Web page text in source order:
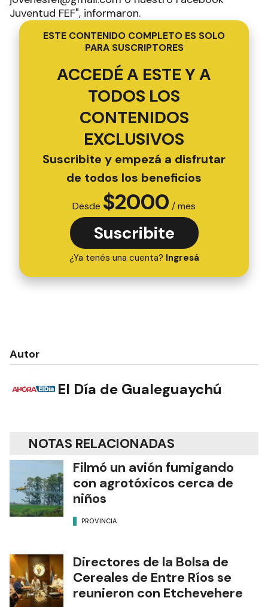
Juventud FEF", informaron.
ESTE CONTENIDO COMPLETO ES SOLO
PARA SUSCRIPTORES
ACCEDÉ A ESTE Y A
TODOS LOS
CONTENIDOS
EXCLUSIVOS
Suscribite y empezá a disfrutar
de todos los beneficios
Desde $2000 / mes
Suscribite
¿Ya tenés una cuenta? Ingresá
Autor
El Día de Gualeguaychú
NOTAS RELACIONADAS
Filmó un avión fumigando
con agrotóxicos cerca de
niños
PROVINCIA
Directores de la Bolsa de
Cereales de Entre Ríos se
reunieron con Etchevehere